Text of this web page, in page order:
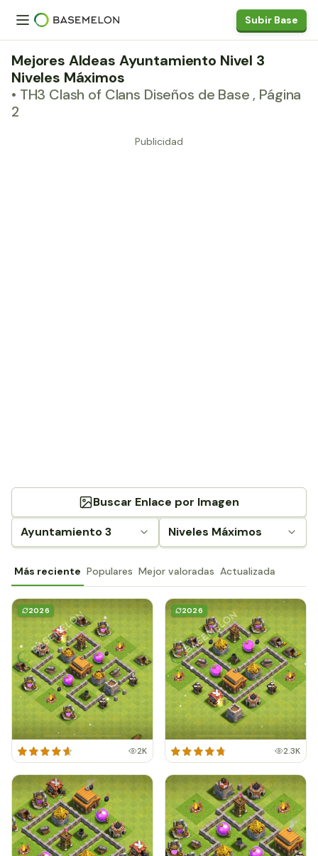
Subir Base
Mejores Aldeas Ayuntamiento Nivel 3
Niveles Máximos
• TH3 Clash of Clans Diseños de Base , Página
2
Publicidad
Ayuntamiento 3 Niveles Máximos
Buscar Enlace por Imagen
Más reciente Populares Mejor valoradas Actualizada
2026
2K
2026
2.3K